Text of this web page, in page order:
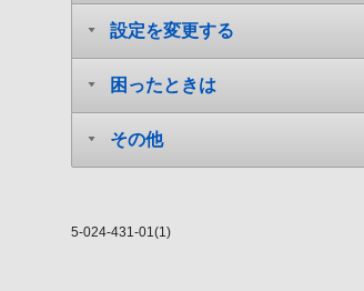
設定を変更する
困ったときは
その他
5-024-431-01(1)